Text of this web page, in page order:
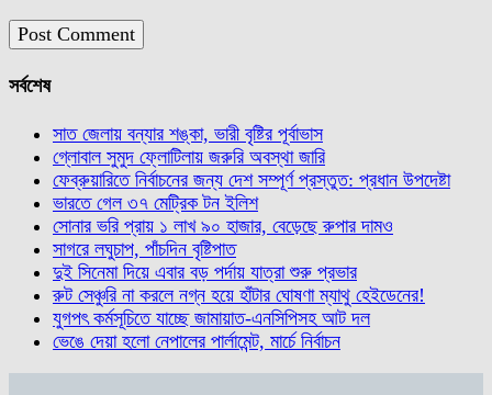
সর্বশেষ
সাত জেলায় বন্যার শঙ্কা, ভারী বৃষ্টির পূর্বাভাস
গ্লোবাল সুমুদ ফ্লোটিলায় জরুরি অবস্থা জারি
ফেব্রুয়ারিতে নির্বাচনের জন্য দেশ সম্পূর্ণ প্রস্তুত: প্রধান উপদেষ্টা
ভারতে গেল ৩৭ মেট্রিক টন ইলিশ
সোনার ভরি প্রায় ১ লাখ ৯০ হাজার, বেড়েছে রুপার দামও
সাগরে লঘুচাপ, পাঁচদিন বৃষ্টিপাত
দুই সিনেমা দিয়ে এবার বড় পর্দায় যাত্রা শুরু প্রভার
রুট সেঞ্চুরি না করলে নগ্ন হয়ে হাঁটার ঘোষণা ম্যাথু হেইডেনের!
যুগপৎ কর্মসূচিতে যাচ্ছে জামায়াত-এনসিপিসহ আট দল
ভেঙে দেয়া হলো নেপালের পার্লামেন্ট, মার্চে নির্বাচন